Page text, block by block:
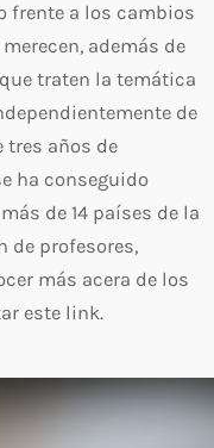
frente a los cambios
además de
traten la temática
de
tres años de
ha conseguido
de 14 países de la
de profesores,
más acera de los
este link.